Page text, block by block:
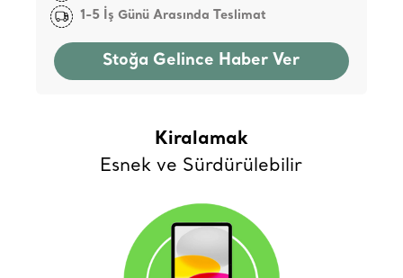
1-5 İş Günü Arasında Teslimat
Stoğa Gelince Haber Ver
Kiralamak
Esnek ve Sürdürülebilir